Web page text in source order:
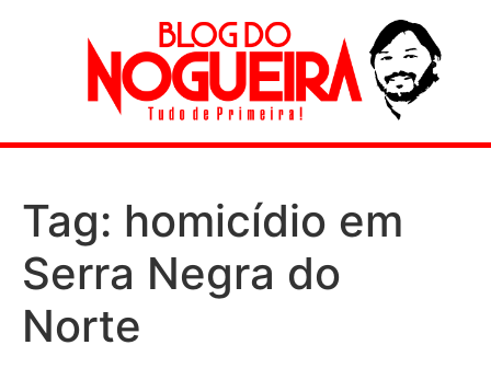
Tag: homicídio em
Serra Negra do
Norte